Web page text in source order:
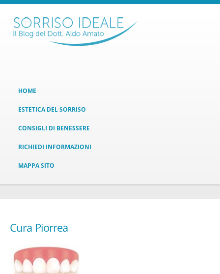
HOME
ESTETICA DEL SORRISO
CONSIGLI DI BENESSERE
RICHIEDI INFORMAZIONI
MAPPA SITO
Cura Piorrea